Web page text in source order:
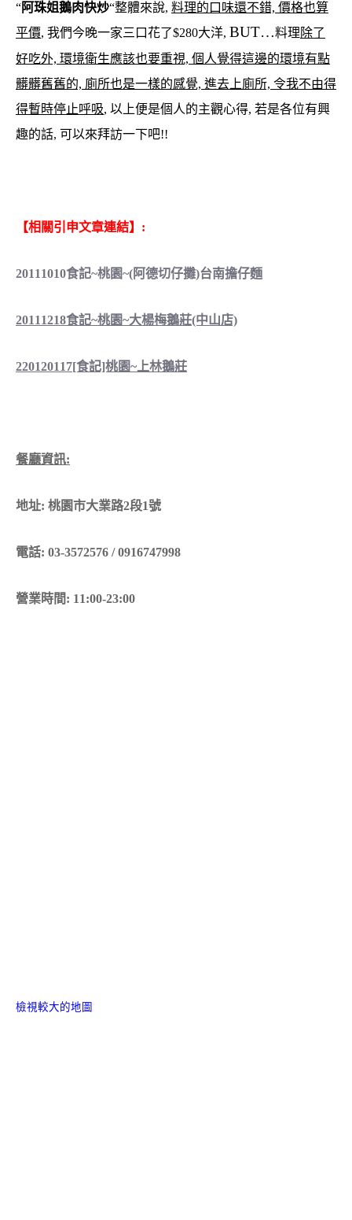
“阿珠姐鵝肉快炒“整體來說, 料理的口味還不錯, 價格也算
平價, 我們今晚一家三口花了$280大洋, BUT…料理除了
好吃外, 環境衛生應該也要重視, 個人覺得這邊的環境有點
髒髒舊舊的, 廁所也是一樣的感覺, 進去上廁所, 令我不由得
得暫時停止呼吸, 以上便是個人的主觀心得, 若是各位有興
趣的話, 可以來拜訪一下吧!!
【相關引申文章連結】:
20111010食記~桃園~(阿德切仔攤)台南擔仔麵
20111218食記~桃園~大楊梅鵝莊(中山店)
220120117[食記]桃園~上林鵝莊
餐廳資訊:
地址: 桃園市大業路2段1號
電話: 03-3572576 / 0916747998
營業時間: 11:00-23:00
檢視較大的地圖